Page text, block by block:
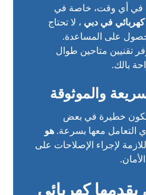
في أي وقت، خاصة في
كهربائي في دبي ، لا تحتاج
على المساعدة.
تقنيين متاحين طوال
بالك.
والموثوقة
تكون خطيرة في بعض
التعامل معها بسرعة.هو
لإجراء الإصلاحات على
يقدمهاكهربائي